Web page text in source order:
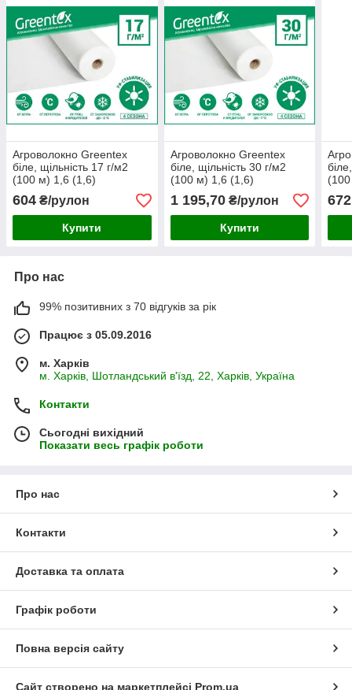
Агроволокно Greentex
біле, щільність 17 г/м2
(100 м) 1,6 (1,6)
604 ₴/рулон
Купити
Агроволокно Greentex
біле, щільність 30 г/м2
(100 м) 1,6 (1,6)
1 195,70₴/рулон
Купити
672
Про нас
99% позитивних з 70 відгуків за рік
Працює з 05.09.2016
м. Харків
м. Харків, Шотландський в'їзд, 22, Харків, Україна
Контакти
Сьогодні вихідний
Показати весь графік роботи
Про нас
Контакти
Доставка та оплата
Графік роботи
Повна версія сайту
Сайт створено на маркетплейсі Prom.ua